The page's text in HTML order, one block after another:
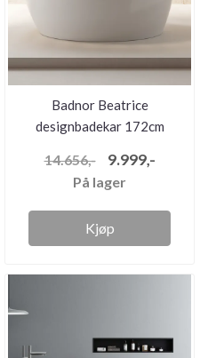
Badnor Beatrice
designbadekar 172cm
14.656,- 9.999,-
På lager
Kjøp